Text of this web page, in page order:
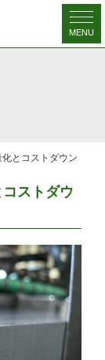
MENU
とコストダウン
ストダウ